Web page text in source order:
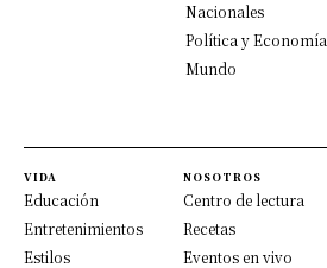
Nacionales
Política y Economía
Mundo
VIDA
Educación
Entretenimientos
Estilos
NOSOTROS
Centro de lectura
Recetas
Eventos en vivo